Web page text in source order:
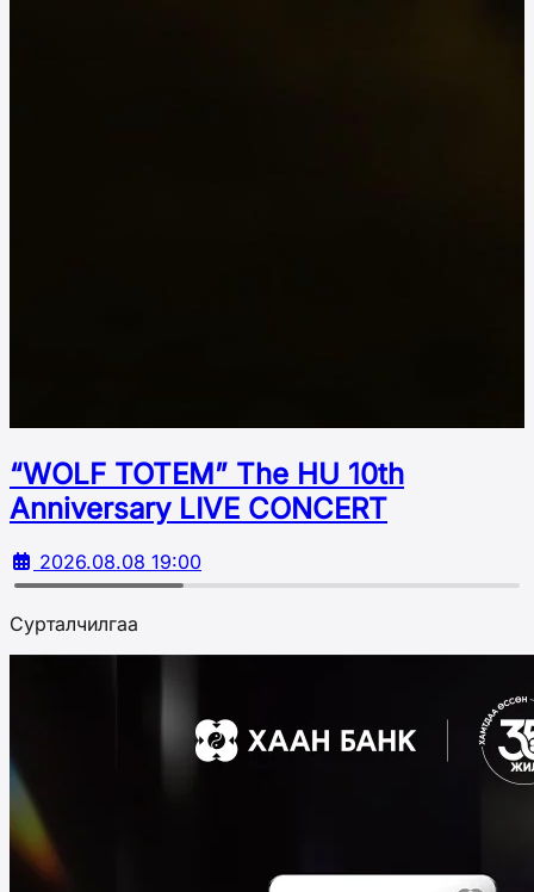
“WOLF TOTEM” The HU 10th
Аnniversary LIVE CONCERT
2026.08.08 19:00
Сурталчилгаа